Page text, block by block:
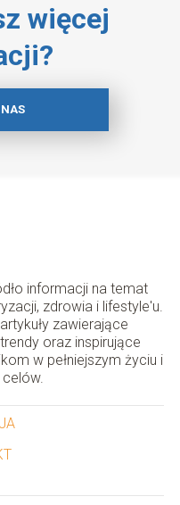
więcej
informacji na temat
zdrowia i lifestyle'u.
zawierające
oraz inspirujące
w pełniejszym życiu i